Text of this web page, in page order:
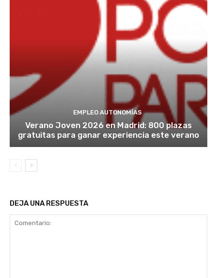
EMPLEO AUTONOMÍAS
Verano Joven 2026 en Madrid: 800 plazas
gratuitas para ganar experiencia este verano
DEJA UNA RESPUESTA